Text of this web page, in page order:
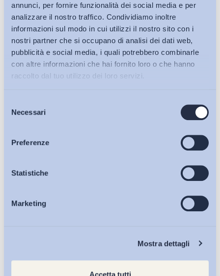
annunci, per fornire funzionalità dei social media e per
analizzare il nostro traffico. Condividiamo inoltre
informazioni sul modo in cui utilizzi il nostro sito con i
nostri partner che si occupano di analisi dei dati web,
pubblicità e social media, i quali potrebbero combinarle
con altre informazioni che hai fornito loro o che hanno
raccolto dal tuo utilizzo dei loro servizi.
delNecessari
Preferenze
Statistiche
Marketing
Mostra dettagli
Bollettini ADAPT
Articoli
Osservatori
Eventi
Download (PDF, 1.05MB)
Condividi su: